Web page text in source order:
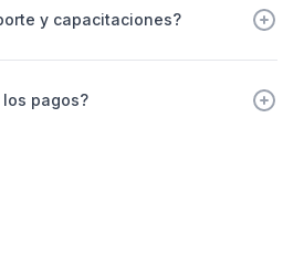
y capacitaciones?
pagos?